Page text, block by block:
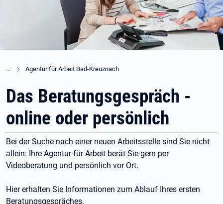
Agentur für Arbeit Bad-Kreuznach
Das Beratungsgespräch -
online oder persönlich
Bei der Suche nach einer neuen Arbeitsstelle sind Sie nicht
allein: Ihre Agentur für Arbeit berät Sie gern per
Videoberatung und persönlich vor Ort.
Hier erhalten Sie Informationen zum Ablauf Ihres ersten
Beratungsgespräches.